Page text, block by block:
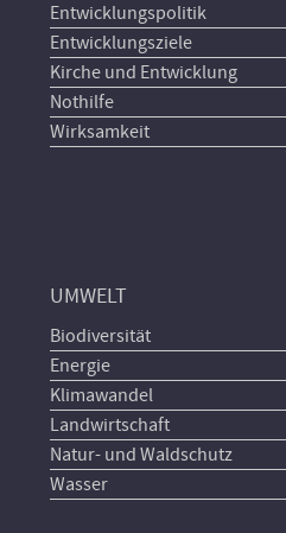
Entwicklungspolitik
Entwicklungsziele
Kirche und Entwicklung
Nothilfe
Wirksamkeit
UMWELT
Biodiversität
Energie
Klimawandel
Landwirtschaft
Natur- und Waldschutz
Wasser